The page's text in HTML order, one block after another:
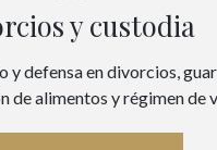
y custodia
y defensa en divorcios,
de alimentos y régimen de